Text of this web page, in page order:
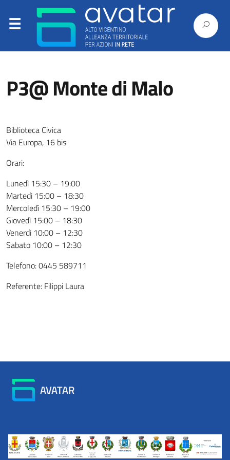
P3@ Monte di Malo
Biblioteca Civica
Via Europa, 16 bis
Orari:
Lunedì 15:30 – 19:00
Martedì 15:00 – 18:30
Mercoledì 15:30 – 19:00
Giovedì 15:00 – 18:30
Venerdì 10:00 – 12:30
Sabato 10:00 – 12:30
Telefono: 0445 589711
Referente: Filippi Laura
AVATAR